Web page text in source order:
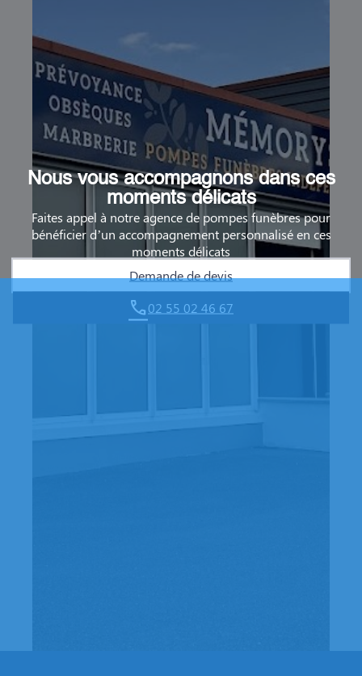
Nous vous accompagnons dans ces
moments délicats
Faites appel à notre agence de pompes funèbres pour
bénéficier d’un accompagnement personnalisé en ces
moments délicats
Demande de devis
02 55 02 46 67